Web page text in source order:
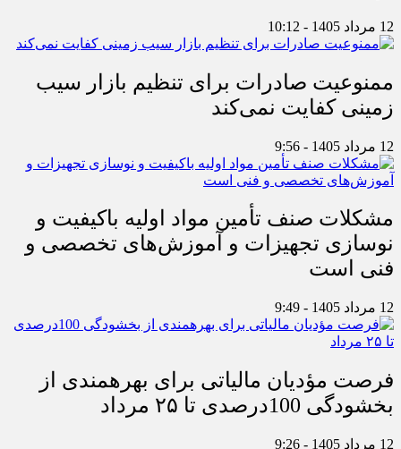
12 مرداد 1405 - 10:12
ممنوعیت صادرات برای تنظیم بازار سیب
زمینی کفایت نمی‌کند
12 مرداد 1405 - 9:56
مشکلات صنف تأمین مواد اولیه باکیفیت و
نوسازی تجهیزات و آموزش‌های تخصصی و
فنی است
12 مرداد 1405 - 9:49
فرصت مؤدیان مالیاتی برای بهره‎مندی از
بخشودگی 100درصدی تا ۲۵ مرداد
12 مرداد 1405 - 9:26